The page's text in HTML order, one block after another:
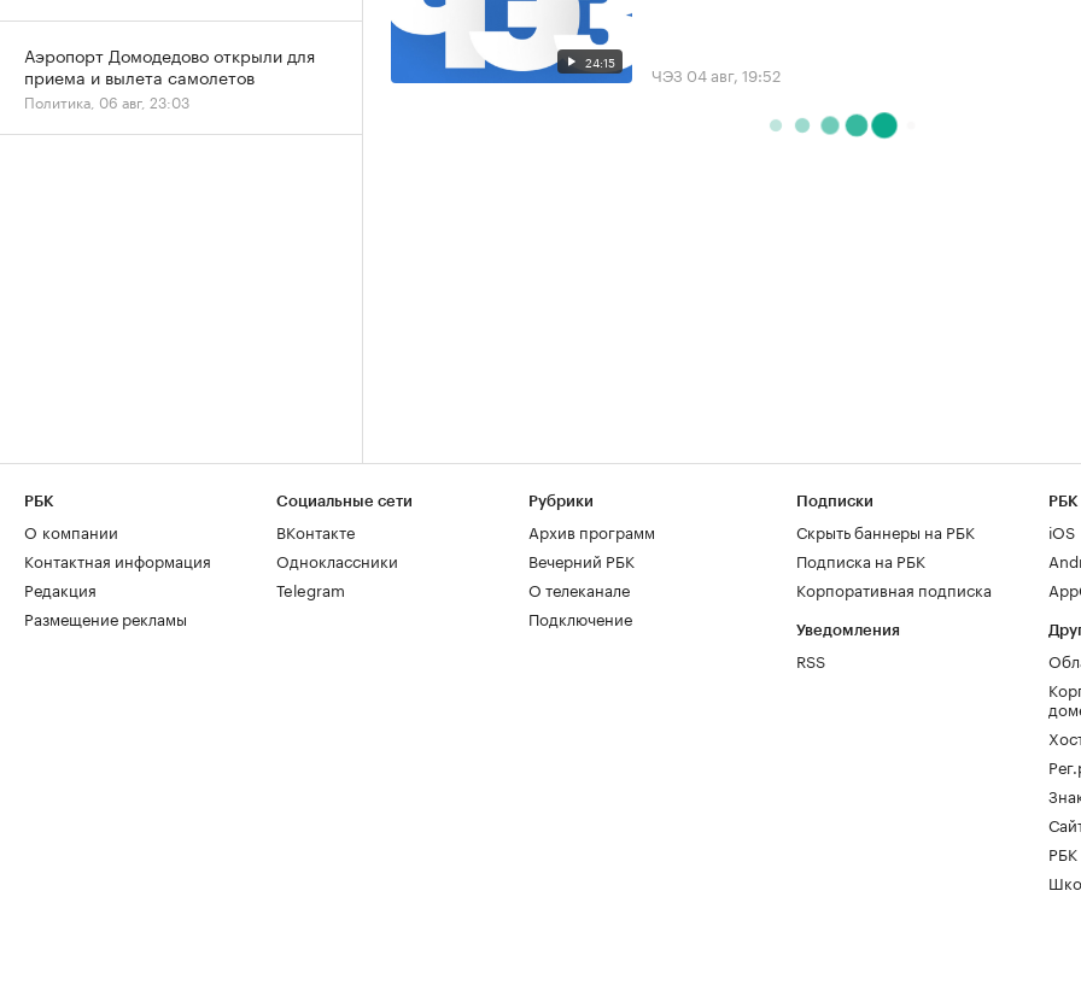
24:15 ЧЭЗ 04 авг, 19:52
Аэропорт Домодедово открыли для
приема и вылета самолетов
Политика, 06 авг, 23:03
РБК
О компании
Контактная информация
Редакция
Размещение рекламы
Социальные сети
ВКонтакте
Одноклассники
Telegram
Рубрики
Архив программ
Вечерний РБК
О телеканале
Подключение
Подписки
Скрыть баннеры на РБК
Подписка на РБК
Корпоративная подписка
Уведомления
RSS
РБК
iOS